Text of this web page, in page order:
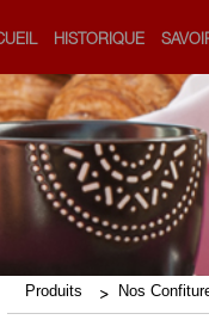
HISTORIQUE
Produits Nos